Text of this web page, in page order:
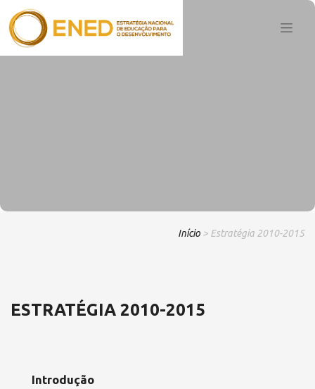
Início > Estratégia 2010-2015
ESTRATÉGIA 2010-2015
Introdução